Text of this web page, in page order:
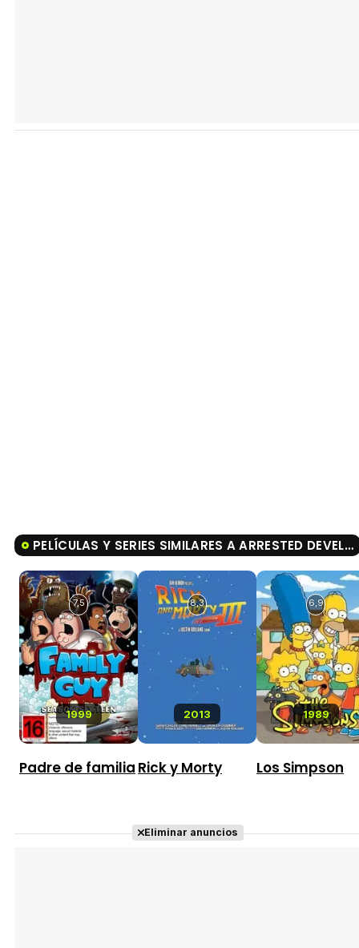
PELÍCULAS Y SERIES SIMILARES A ARRESTED DEVELOPMENT
1999
7,5
Padre de familia
2013
8,3
Rick y Morty
1989
6,9
Los Simpson
Eliminar anuncios